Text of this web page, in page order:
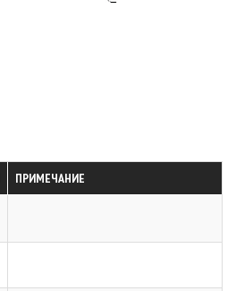
ПРИМЕЧАНИЕ